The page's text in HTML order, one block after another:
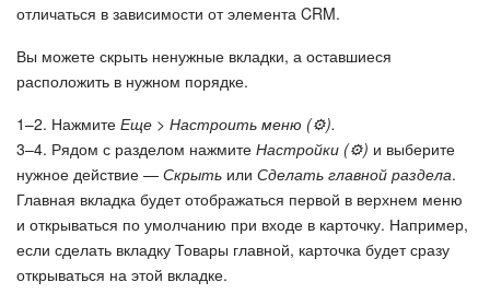
отличаться в зависимости от элемента CRM.
Вы можете скрыть ненужные вкладки, а оставшиеся
расположить в нужном порядке.
1–2. Нажмите Еще > Настроить меню (⚙️).
3–4. Рядом с разделом нажмите Настройки (⚙️) и выберите
нужное действие — Скрыть или Сделать главной раздела.
Главная вкладка будет отображаться первой в верхнем меню
и открываться по умолчанию при входе в карточку. Например,
если сделать вкладку Товары главной, карточка будет сразу
открываться на этой вкладке.